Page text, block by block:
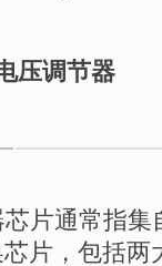
压调节器
片通常指
片，包括两